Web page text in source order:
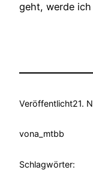
geht, werde
Veröffentlicht21.
vona_mtbb
Schlagwörter: